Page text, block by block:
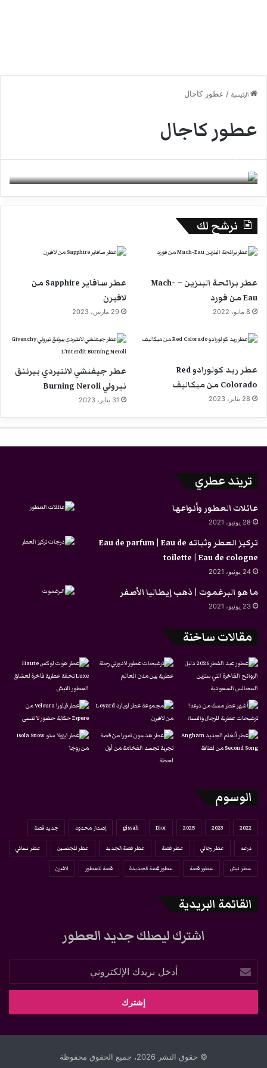
الرئيسية / عطور كاجال
عطور كاجال
عطر جيهان من كاجال للرجال والنساء
نرشح لك
عطر برائحة البنزين – Mach-
Eau من فورد
8 مايو، 2022
عطر سافاير Sapphire من
لافيرن
29 مارس، 2023
عطر ريد كولورادو Red
Colorado من ميكاليف
28 يناير، 2023
عطر جيفنشي لانتيردي بيرننق
نيرولي Burning Neroli
31 يناير، 2023
تريند عطري
عائلات العطور وأنواعها
28 يونيو، 2021
تركيز العطر وثباته Eau de parfum | Eau de
toilette | Eau de cologne
24 يونيو، 2021
ما هو البرغموت | ذهب إيطاليا الأصفر
23 يونيو، 2021
مقالات ساخنة
الوسوم
2022
2023
2025
Dior
gissah إصدار محدود جديد قصة
درعه عطر رجالي عطر قصة عطر قصة الجديد عطر للجنسين عطر نسائي
عطر نيش عطور قصة عطور قصة الجديدة قصة للعطور لافيرن
القائمة البريدية
اشترك ليصلك جديد العطور
أدخل
بريدك
الإلكتروني
© حقوق النشر 2026، جميع الحقوق محفوظة